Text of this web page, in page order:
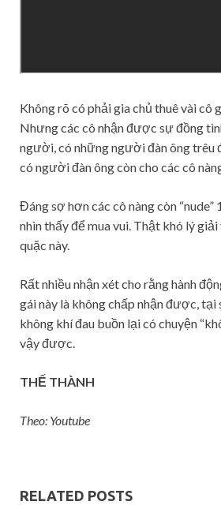
Không rõ có phải gia chủ thuê vài cô
Nhưng các cô nhận được sự đồng
người, có những người đàn ông trêu
có người đàn ông còn cho các cô
Đáng sợ hơn các cô nàng còn
nhìn thấy để mua vui. Thật khó lý giải
quặc này.
Rất nhiều nhận xét cho rằng hành
gái này là không chấp nhận được, tại
không khí đau buồn lại có chuyện
vậy được.
THẾ THÀNH
Theo: Youtube
RELATED POSTS